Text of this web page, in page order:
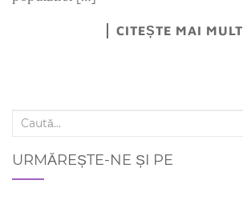
CITEȘTE MAI MULT
Search for:
URMĂREȘTE-NE ȘI PE